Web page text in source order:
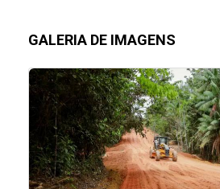
GALERIA DE IMAGENS